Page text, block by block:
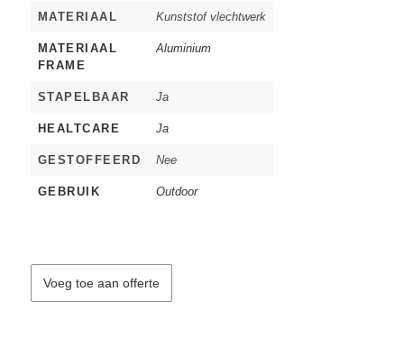
MATERIAAL Kunststof vlechtwerk
MATERIAAL
FRAME
Aluminium
STAPELBAAR Ja
HEALTCARE Ja
GESTOFFEERD Nee
GEBRUIK Outdoor
Voeg toe aan offerte